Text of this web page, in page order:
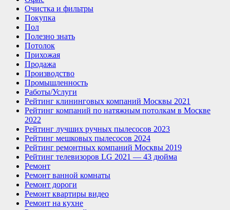
Очистка и фильтры
Покупка
Пол
Полезно знать
Потолок
Прихожая
Продажа
Производство
Промышленность
Работы/Услуги
Рейтинг клининговых компаний Москвы 2021
Рейтинг компаний по натяжным потолкам в Москве
2022
Рейтинг лучших ручных пылесосов 2023
Рейтинг мешковых пылесосов 2024
Рейтинг ремонтных компаний Москвы 2019
Рейтинг телевизоров LG 2021 — 43 дюйма
Ремонт
Ремонт ванной комнаты
Ремонт дороги
Ремонт квартиры видео
Ремонт на кухне